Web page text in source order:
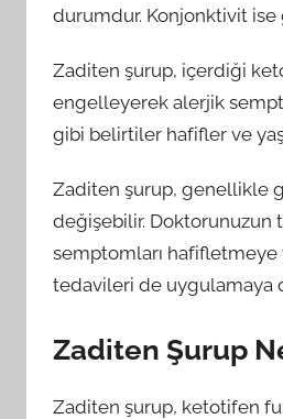
durumdur. Konjonktivit ise
Zaditen şurup, içerdiği
engelleyerek alerjik
gibi belirtiler hafifler ve
Zaditen şurup, genellikle
değişebilir. Doktorunuzun
semptomları hafifletmeye
tedavileri de uygulamaya
Zaditen Şurup
Zaditen şurup, ketotifen